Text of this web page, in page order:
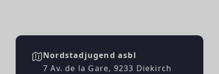
Nordstadjugend asbl
7 Av. de la Gare, 9233 Diekirch